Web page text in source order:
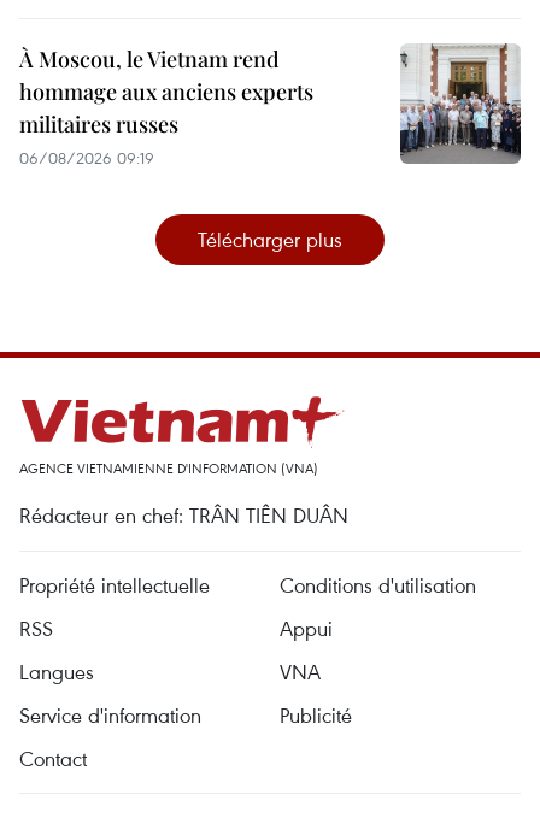
À Moscou, le Vietnam rend
hommage aux anciens experts
militaires russes
06/08/2026 09:19
Télécharger plus
AGENCE VIETNAMIENNE D'INFORMATION (VNA)
Rédacteur en chef: TRÂN TIÊN DUÂN
Propriété intellectuelle
Conditions d'utilisation
RSS
Appui
Langues
VNA
Service d'information
Publicité
Contact